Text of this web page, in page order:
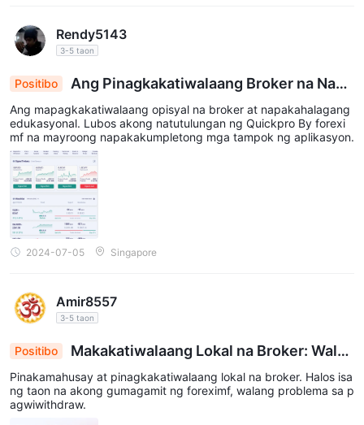
Rendy5143
3-5 taon
Positibo
Ang Pinagkakatiwalaang Broker na Nagb
ibigay ng Kapangyarihan sa Quickpro App: Ang K
omprehensibong Kasangkapan ng ForexIMF
Ang mapagkakatiwalaang opisyal na broker at napakahalagang
edukasyonal. Lubos akong natutulungan ng Quickpro By forexi
mf na mayroong napakakumpletong mga tampok ng aplikasyon.
2024-07-05 Singapore
Amir8557
3-5 taon
Positibo
Makakatiwalaang Lokal na Broker: Walan
g Problema sa Pag-Widro sa loob ng 1 Taon sa Fo
rexIMF
Pinakamahusay at pinagkakatiwalaang lokal na broker. Halos isa
ng taon na akong gumagamit ng foreximf, walang problema sa p
agwiwithdraw.